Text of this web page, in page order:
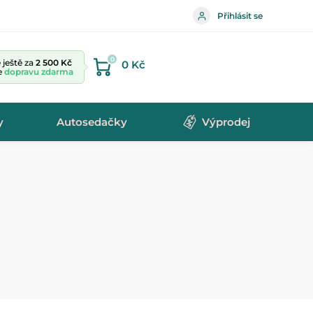
Přihlásit se
za 2 500 Kč
dopravu zdarma
0 0 Kč
Autosedačky Výprodej